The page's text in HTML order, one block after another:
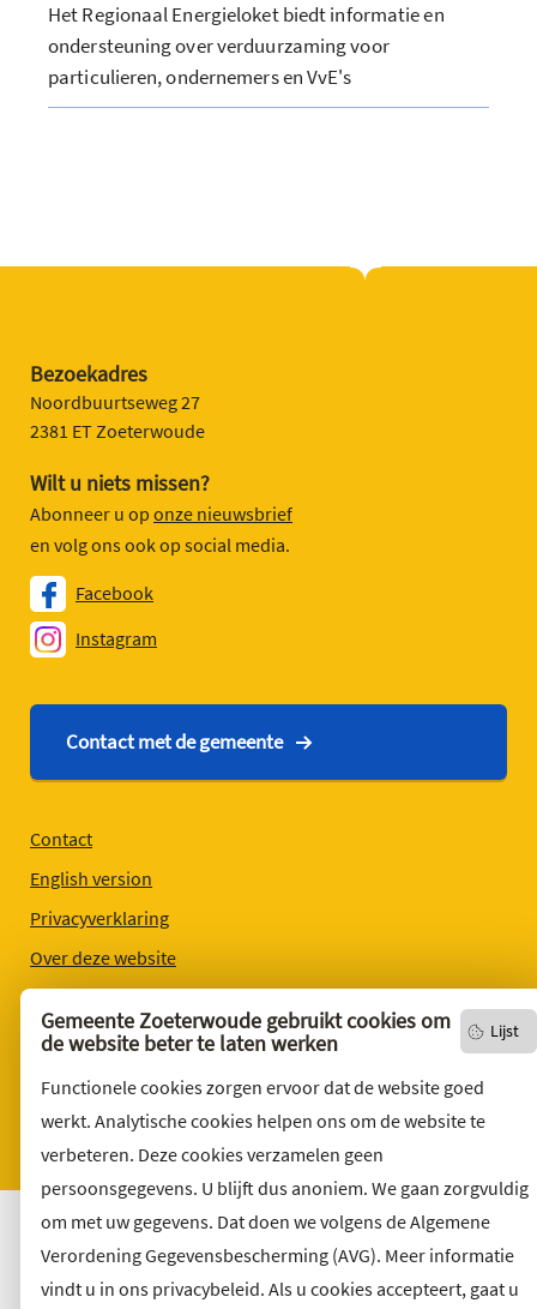
Lijst
Gemeente Zoeterwoude gebruikt cookies om
de website beter te laten werken
Functionele cookies zorgen ervoor dat de website goed
werkt. Analytische cookies helpen ons om de website te
verbeteren. Deze cookies verzamelen geen
persoonsgegevens. U blijft dus anoniem. We gaan zorgvuldig
om met uw gegevens. Dat doen we volgens de Algemene
Verordening Gegevensbescherming (AVG). Meer informatie
vindt u in ons privacybeleid. Als u cookies accepteert, gaat u
Het Regionaal Energieloket biedt informatie en
ondersteuning over verduurzaming voor
particulieren, ondernemers en VvE's
Bezoekadres
Noordbuurtseweg 27
2381 ET Zoeterwoude
Wilt u niets missen?
Abonneer u op onze nieuwsbrief
en volg ons ook op social media.
Facebook
Instagram
Contact met de gemeente
Contact
English version
Privacyverklaring
Over deze website
Toegankelijkheid
Klacht indienen
Archief
Vacatures